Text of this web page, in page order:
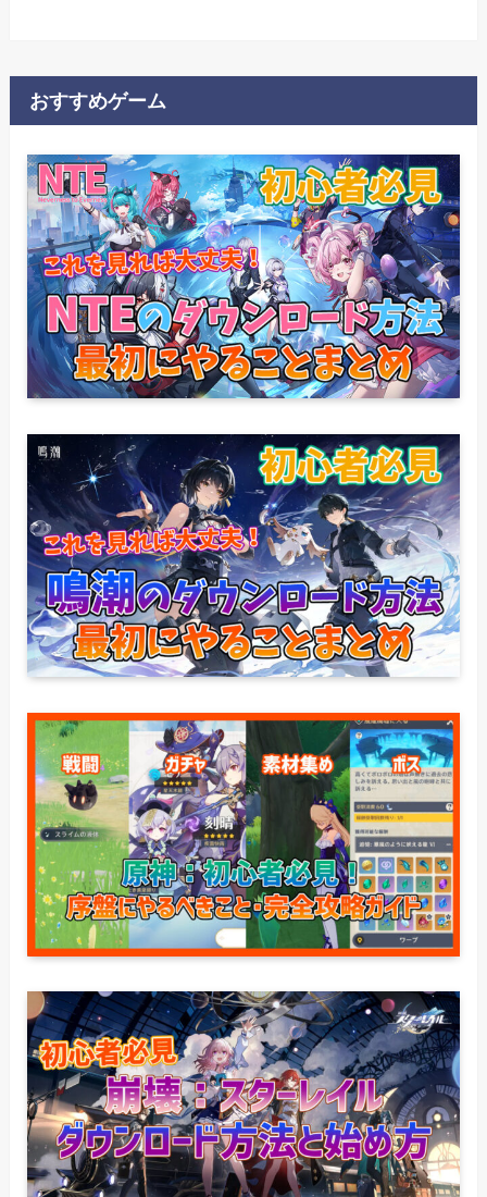
おすすめゲーム